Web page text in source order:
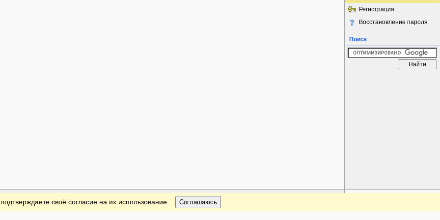
Регистрация
Восстановление пароля
Поиск
своё согласие на их использование. Соглашаюсь